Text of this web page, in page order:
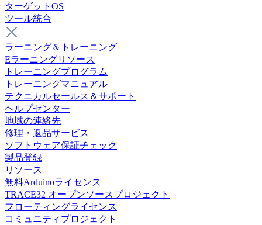
ターゲットOS
ツール統合
ラーニング＆トレーニング
Eラーニングリソース
トレーニングプログラム
トレーニングマニュアル
テクニカルセールス＆サポート
ヘルプセンター
地域の連絡先
修理・返品サービス
ソフトウェア保証チェック
製品登録
リソース
無料Arduinoライセンス
TRACE32 オープンソースプロジェクト
フローティングライセンス
コミュニティプロジェクト